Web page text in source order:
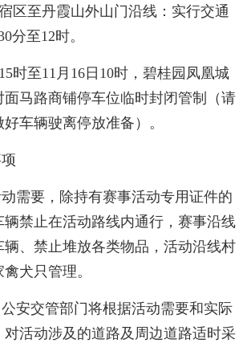
区至丹霞山外山门沿线：实行交通
分至12时。
时至11月16日10时，碧桂园凤凰城
马路商铺停车位临时封闭管制（请
车辆驶离停放准备）。
需要，除持有赛事活动专用证件的
禁止在活动路线内通行，赛事沿线
、禁止堆放各类物品，活动沿线村
犬只管理。
安交管部门将根据活动需要和实际
活动涉及的道路及周边道路适时采